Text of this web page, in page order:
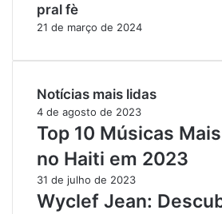
pral fè
21 de março de 2024
Notícias mais lidas
4 de agosto de 2023
Top 10 Músicas
no Haiti em 2023
31 de julho de 2023
Wyclef Jean: